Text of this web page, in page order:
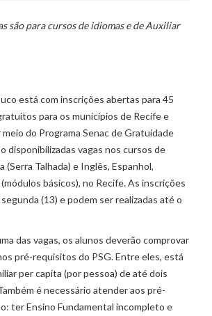
são para cursos de idiomas e de Auxiliar
está com inscrições abertas para 45
para os municípios de Recife e
meio do Programa Senac de Gratuidade
disponibilizadas vagas nos cursos de
(Serra Talhada) e Inglês, Espanhol,
básicos), no Recife. As inscrições
(13) e podem ser realizadas até o
das vagas, os alunos deverão comprovar
pré-requisitos do PSG. Entre eles, está
per capita (por pessoa) de até dois
é necessário atender aos pré-
ter Ensino Fundamental incompleto e